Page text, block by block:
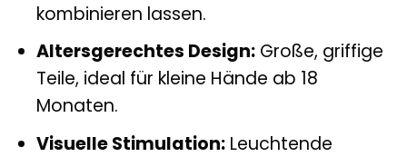
kombinieren lassen.
Altersgerechtes Design:Große, griffige
Teile, ideal für kleine Hände ab 18
Monaten.
Visuelle Stimulation:Leuchtende